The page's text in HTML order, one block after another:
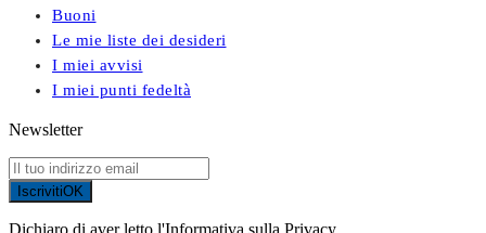
Buoni
Le mie liste dei desideri
I miei avvisi
I miei punti fedeltà
Newsletter
IscrivitiOK
Dichiaro di aver letto l'Informativa sulla Privacy